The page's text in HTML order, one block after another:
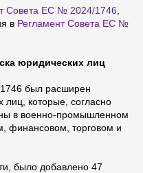
Совета ЕС № 2024/1746
в Регламент Совета ЕС №
юридических лиц
был расширен
лиц, которые, согласно
в военно-промышленном
финансовом, торговом и
было добавлено 47